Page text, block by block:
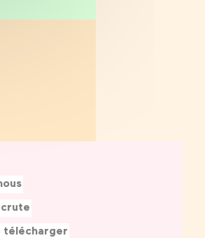
télécharger